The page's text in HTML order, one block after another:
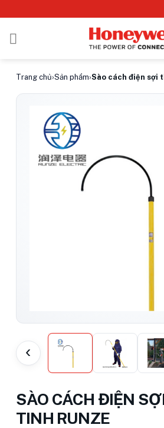
qua
nội
Trang chủ›Sản phẩm›Sào cách điện sợi
‹
SÀO CÁCH ĐIỆN
TINH RUNZE